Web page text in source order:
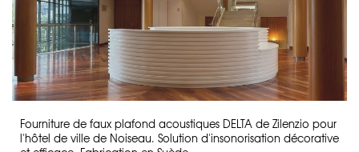
Fourniture de faux plafond acoustiques DELTA de Zilenzio pour
l'hôtel de ville de Noiseau. Solution d'insonorisation décorative